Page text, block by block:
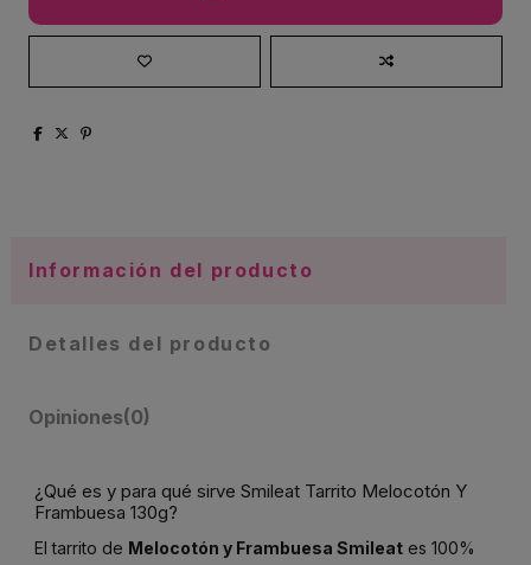
Información del producto
Detalles del producto
Opiniones(0)
¿Qué es y para qué sirve Smileat Tarrito Melocotón Y
Frambuesa 130g?
El tarrito de Melocotón y Frambuesa Smileat es 100%